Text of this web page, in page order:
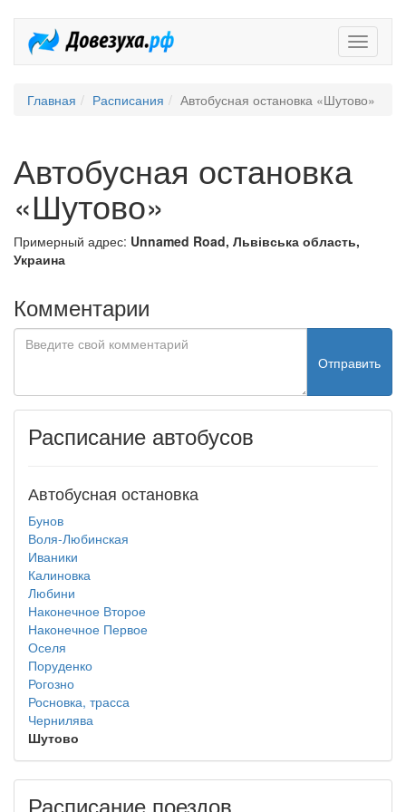
Главная Расписания Автобусная остановка «Шутово»
Автобусная остановка
«Шутово»
Примерный адрес: Unnamed Road, Львівська область,
Украина
Комментарии
Отправить
Расписание автобусов
Автобусная остановка
Бунов
Воля-Любинская
Иваники
Калиновка
Любини
Наконечное Второе
Наконечное Первое
Оселя
Поруденко
Рогозно
Росновка, трасса
Чернилява
Шутово
Расписание поездов